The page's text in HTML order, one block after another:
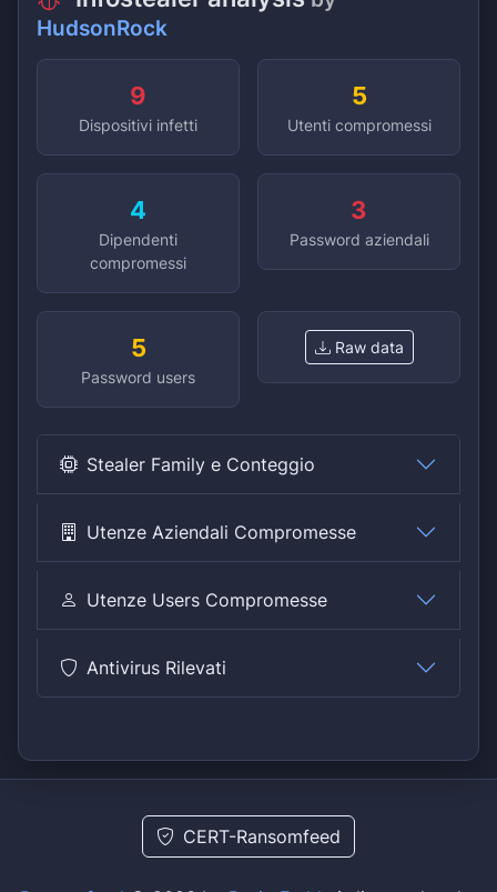
HudsonRock
9
Dispositivi infetti
5
Utenti compromessi
4
Dipendenti
compromessi
3
Password aziendali
5
Password users
Raw data
Stealer Family e Conteggio
Utenze Aziendali Compromesse
Utenze Users Compromesse
Antivirus Rilevati
CERT-Ransomfeed